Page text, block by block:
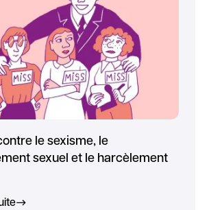
le sexisme, le
sexuel et le harcèlement